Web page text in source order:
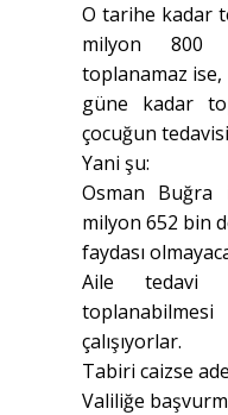
O tarihe kadar
milyon 800
toplanamaz
güne kadar
çocuğun
Yani şu:
Osman Buğra
milyon 652 bin
faydası
Aile tedavi
çalışıyorlar.
Tabiri caizse
Valiliğe